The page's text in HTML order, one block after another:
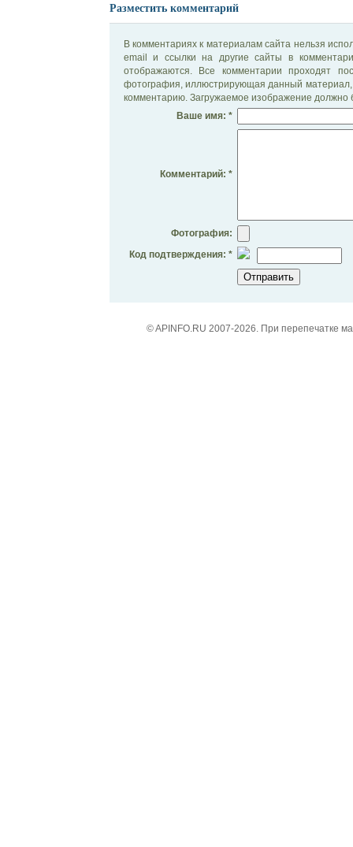
Разместить комментарий
В комментариях к материалам сайта нельзя
email и ссылки на другие сайты в
отображаются. Все комментарии проходят
фотография, иллюстрирующая данный материал,
комментарию. Загружаемое изображение должно
Ваше имя: *
Комментарий: *
Фотография:
Код подтверждения: *
© APINFO.RU 2007-2026. При перепечатке